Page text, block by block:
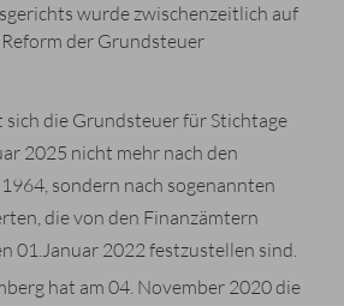
wurde zwischenzeitlich auf
der Grundsteuer
sich die Grundsteuer für Stichtage
2025 nicht mehr nach den
sondern nach sogenannten
die von den Finanzämtern
01.Januar 2022 festzustellen sind.
hat am 04. November 2020 die